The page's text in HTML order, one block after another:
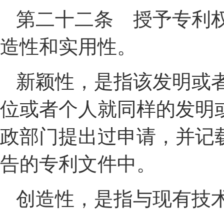
第二十二条 授予专利
造性和实用性。
新颖性，是指该发明或
位或者个人就同样的发明
政部门提出过申请，并记
告的专利文件中。
创造性，是指与现有技